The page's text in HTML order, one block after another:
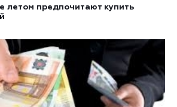
летом предпочитают купить